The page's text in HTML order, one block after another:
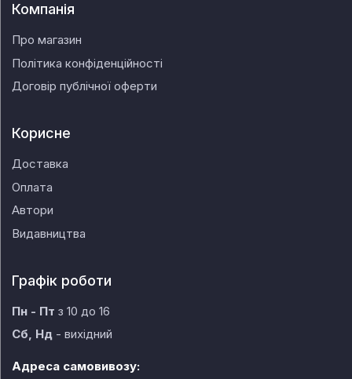
Компанія
Про магазин
Політика конфіденційності
Договір публічної оферти
Корисне
Доставка
Оплата
Автори
Видавництва
Графік роботи
Пн - Пт з 10 до 16
Сб, Нд - вихідний
Адреса самовивозу: